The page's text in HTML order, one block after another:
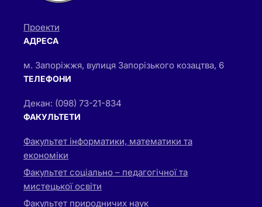
Проекти
АДРЕСА
м. Запоріжжя, вулиця Запорізького козацтва, 6
ТЕЛЕФОНИ
Декан: (098) 73-21-834
ФАКУЛЬТЕТИ
Факультет інформатики, математики та
економіки
Факультет соціально – педагогічної та
мистецької освіти
Факультет природничих наук